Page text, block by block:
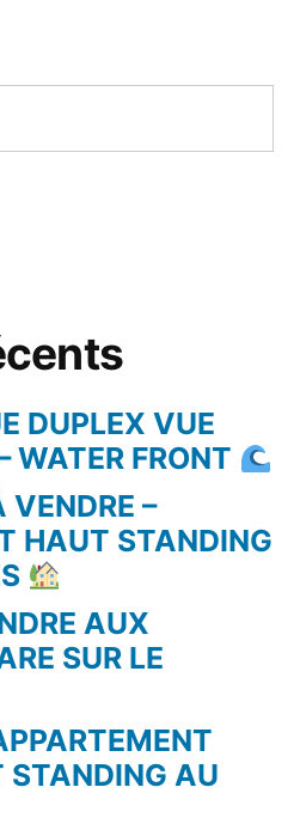
DUPLEX VUE
WATER FRONT
VENDRE –
HAUT STANDING
AUX
SUR LE
STANDING AU